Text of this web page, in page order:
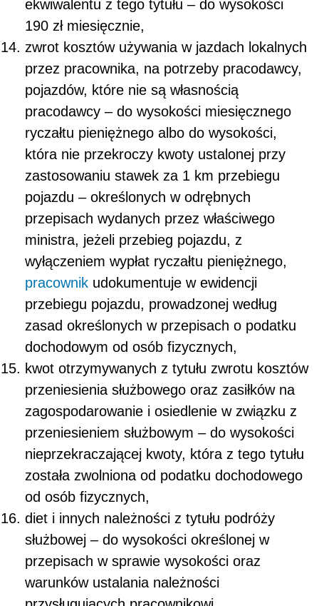
ekwiwalentu z tego tytułu – do wysokości
190 zł miesięcznie,
zwrot kosztów używania w jazdach lokalnych
przez pracownika, na potrzeby pracodawcy,
pojazdów, które nie są własnością
pracodawcy – do wysokości miesięcznego
ryczałtu pieniężnego albo do wysokości,
która nie przekroczy kwoty ustalonej przy
zastosowaniu stawek za 1 km przebiegu
pojazdu – określonych w odrębnych
przepisach wydanych przez właściwego
ministra, jeżeli przebieg pojazdu, z
wyłączeniem wypłat ryczałtu pieniężnego,
pracownik udokumentuje w ewidencji
przebiegu pojazdu, prowadzonej według
zasad określonych w przepisach o podatku
dochodowym od osób fizycznych,
kwot otrzymywanych z tytułu zwrotu kosztów
przeniesienia służbowego oraz zasiłków na
zagospodarowanie i osiedlenie w związku z
przeniesieniem służbowym – do wysokości
nieprzekraczającej kwoty, która z tego tytułu
została zwolniona od podatku dochodowego
od osób fizycznych,
diet i innych należności z tytułu podróży
służbowej – do wysokości określonej w
przepisach w sprawie wysokości oraz
warunków ustalania należności